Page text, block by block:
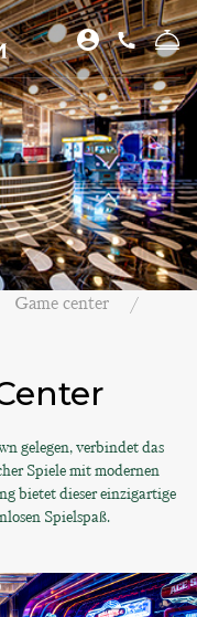
Game center
gelegen, verbindet das
Spiele mit modernen
bietet dieser einzigartige
Spielspaß.